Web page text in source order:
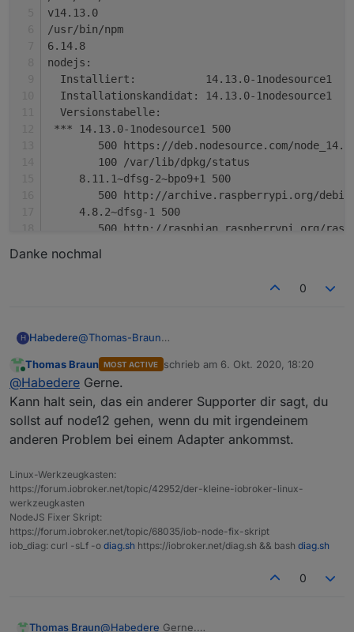
v14.13.0
/usr/bin/npm
6.14.8
nodejs:
  Installiert:           14.13.0-1nodesource1
  Installationskandidat: 14.13.0-1nodesource1
  Versionstabelle:
*** 14.13.0-1nodesource1 500
500 https://deb.nodesource.com/
        100 /var/lib/dpkg/status
     8.11.1~dfsg-2~bpo9+1 500
500 http://archive.raspberrypi.org/
     4.8.2~dfsg-1 500
500 http://raspbian.raspberrypi.org/
Danke nochmal
0
H Habedere@Thomas-Braun
pi@ioBroker-RasPi:~ $ which nodejs &&
/usr/bin/nodejs
v14.13.0
/usr/bin/node
v14.13.0
/usr/bin/npm
nodejs:
Installiert:           14.13.0-
Installationskandidat: 14.13.0-
  Versionstabelle:
*** 14.13.0-1nodesource1 500
500 https://deb.nodesource.com/
Danke nochmal
Online
Thomas Braun MOST ACTIVE schrieb am 6. Okt. 2020, 18:20
zuletzt editiert von
@Habedere Gerne.
Kann halt sein, das ein anderer Supporter dir sagt, du
sollst auf node12 gehen, wenn du mit irgendeinem
anderen Problem bei einem Adapter ankommst.
Linux-Werkzeugkasten:
https://forum.iobroker.net/topic/42952/der-kleine-iobroker-linux-
werkzeugkasten
NodeJS Fixer Skript:
https://forum.iobroker.net/topic/68035/iob-node-fix-skript
iob_diag: curl -sLf -o diag.sh https://iobroker.net/diag.sh && bash diag.sh
0
Thomas Braun@Habedere Gerne.